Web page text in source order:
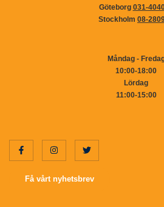
Göteborg 031-
Stockholm 08-
Måndag -
10:00-18:00
Lördag
11:00-15:00
Få vårt nyhetsbrev